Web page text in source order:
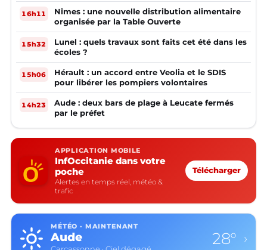
16h11
Nîmes : une nouvelle distribution alimentaire
organisée par la Table Ouverte
15h32
Lunel : quels travaux sont faits cet été dans les
écoles ?
15h06
Hérault : un accord entre Veolia et le SDIS
pour libérer les pompiers volontaires
14h23
Aude : deux bars de plage à Leucate fermés
par le préfet
APPLICATION MOBILE
InfOccitanie dans votre
poche
Alertes en temps réel, météo &
trafic
Télécharger
MÉTÉO · MAINTENANT
Aveyron 23° ›